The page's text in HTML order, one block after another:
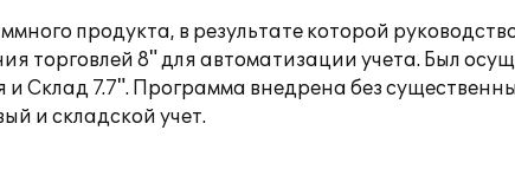
продукта, в результате которой
торговлей 8" для автоматизации учета. Был
Склад 7.7". Программа внедрена без
и складской учет.